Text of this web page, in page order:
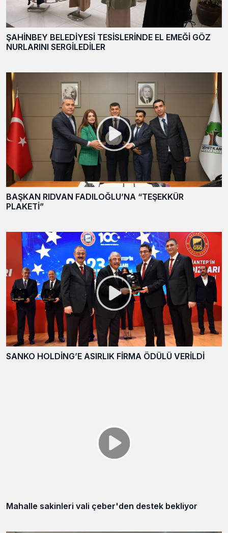
ŞAHİNBEY BELEDİYESİ TESİSLERİNDE EL EMEĞİ GÖZ
NURLARINI SERGİLEDİLER
BAŞKAN RIDVAN FADILOĞLU’NA “TEŞEKKÜR
PLAKETİ”
SANKO HOLDİNG’E ASIRLIK FİRMA ÖDÜLÜ VERİLDİ
Mahalle sakinleri vali çeber'den destek bekliyor